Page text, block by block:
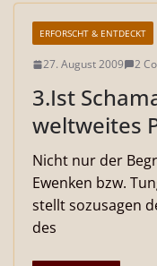
ERFORSCHT & ENTDECKT
27. August 2009 2
3.Ist
weltweites
Nicht nur der
Ewenken bzw.
stellt sozusagen
des